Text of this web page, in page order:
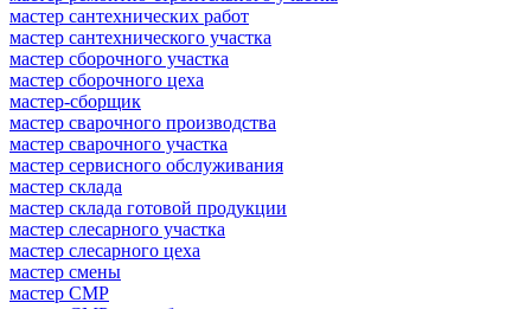
мастер сантехнических работ
мастер сантехнического участка
мастер сборочного участка
мастер сборочного цеха
мастер-сборщик
мастер сварочного производства
мастер сварочного участка
мастер сервисного обслуживания
мастер склада
мастер склада готовой продукции
мастер слесарного участка
мастер слесарного цеха
мастер смены
мастер СМР